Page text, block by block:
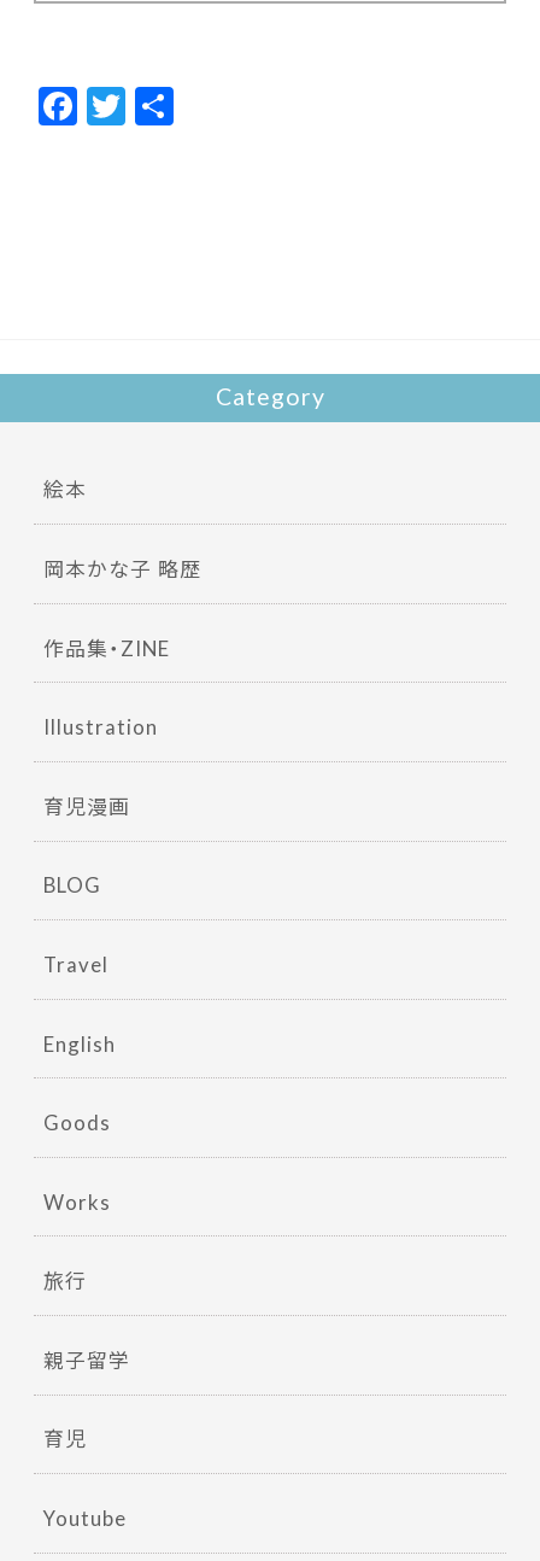
F
ac
T
w
Category
絵本
岡本かな子 略歴
作品集・ZINE
Illustration
育児漫画
BLOG
Travel
English
Goods
Works
旅行
親子留学
育児
Youtube